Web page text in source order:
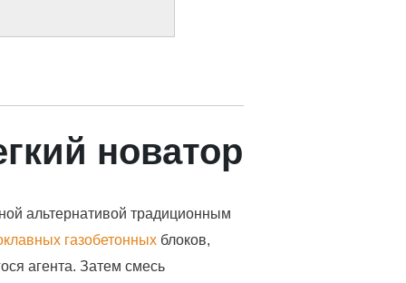
новатор
альтернативой традиционным
газобетонныхблоков,
агента. Затем смесь